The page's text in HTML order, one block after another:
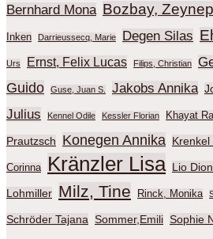
Bernhard Mona Bozbay, Zeynep
Inken Darrieussecq, Marie Degen Silas
Urs Ernst, Felix Lucas Filips, Christian
Guido
Guse, Juan S. Jakobs Annika
Julius
Kennel Odile Kessler Florian Khayat
Prautzsch Konegen Annika Krenkel
Corinna Kränzler Lisa Lio
Lohmiller Milz, Tine Rinck, Monika
Schröder Tajana Sommer,Emili Sophie